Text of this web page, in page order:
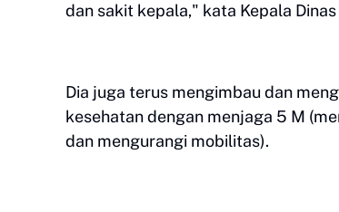
dan sakit kepala," kata Kepala
Dia juga terus mengimbau dan
kesehatan dengan menjaga 5 M
dan mengurangi mobilitas).